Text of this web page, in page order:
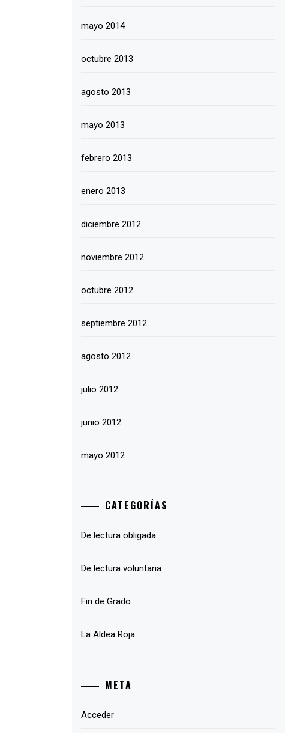
mayo 2014
octubre 2013
agosto 2013
mayo 2013
febrero 2013
enero 2013
diciembre 2012
noviembre 2012
octubre 2012
septiembre 2012
agosto 2012
julio 2012
junio 2012
mayo 2012
CATEGORÍAS
De lectura obligada
De lectura voluntaria
Fin de Grado
La Aldea Roja
META
Acceder